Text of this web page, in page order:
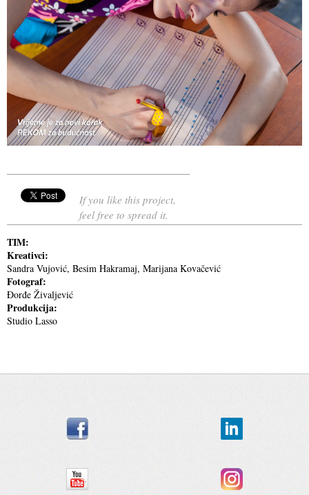
If you like this project,
feel free to spread it.
TIM:
Kreativci:
Sandra Vujović, Besim Hakramaj, Marijana Kovačević
Fotograf:
Đorđe Živaljević
Produkcija:
Studio Lasso